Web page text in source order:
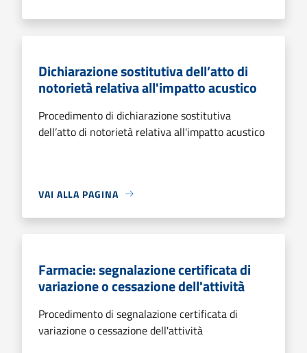
Dichiarazione sostitutiva dell’atto di
notorietà relativa all'impatto acustico
Procedimento di dichiarazione sostitutiva
dell’atto di notorietà relativa all'impatto acustico
VAI ALLA PAGINA
Farmacie: segnalazione certificata di
variazione o cessazione dell'attività
Procedimento di segnalazione certificata di
variazione o cessazione dell'attività